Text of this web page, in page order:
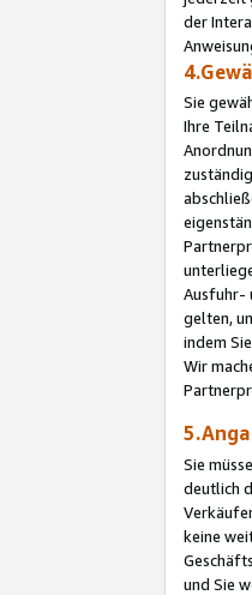
der
Sie
Ihre
Ausfuhr-
gelten,
indem
Wir
Sie
deutlich
keine
und Sie